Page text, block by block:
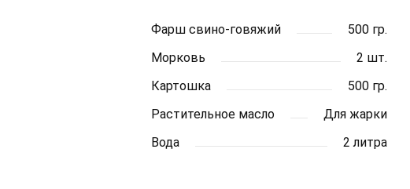
Фарш свино-говяжий 500 гр.
Морковь
2 шт.
Картошка
500 гр.
Растительное масло
Для жарки
Вода
2 литра